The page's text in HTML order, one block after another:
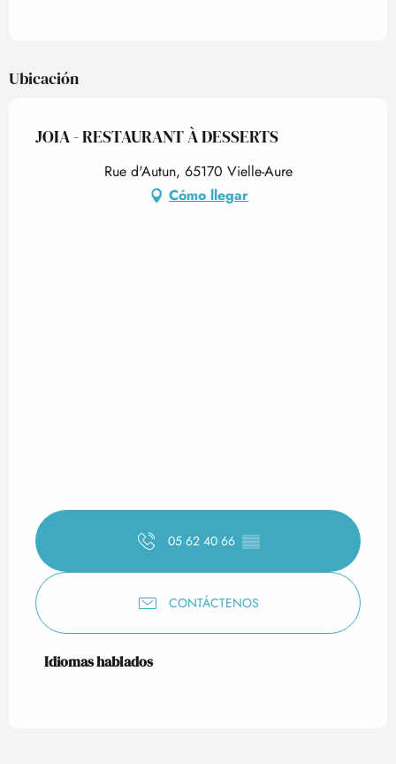
Ubicación
JOIA - RESTAURANT À DESSERTS
Rue d'Autun, 65170 Vielle-Aure
Cómo llegar
05 62 40 66 ▒▒
CONTÁCTENOS
Idiomas hablados
Idiomas hablados